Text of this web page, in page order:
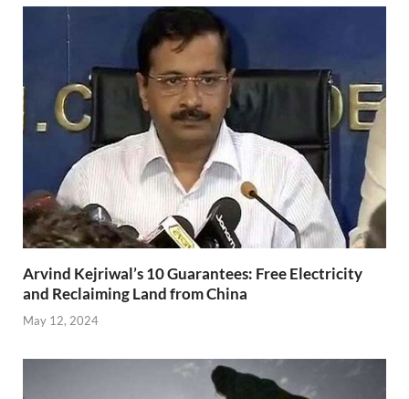
Arvind Kejriwal’s 10 Guarantees: Free Electricity
and Reclaiming Land from China
May 12, 2024